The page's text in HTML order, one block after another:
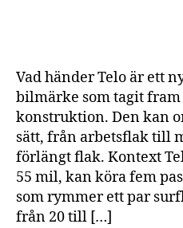
Vad händer Telo är ett
bilmärke som tagit
konstruktion. Den kan
sätt, från arbetsflak till
förlängt flak. Kontext
55 mil, kan köra fem
som rymmer ett par
från 20 till […]